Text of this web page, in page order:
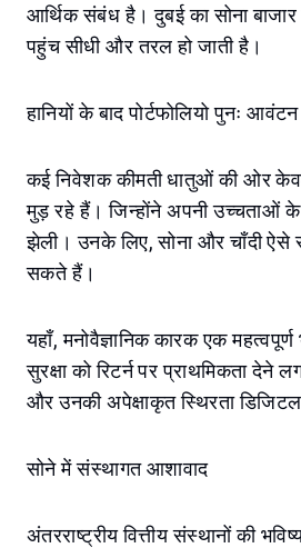
आर्थिक संबंध है। दुबई का सोना
पहुंच सीधी और तरल हो जाती है।
हानियों के बाद पोर्टफोलियो पुनः आवंटन
कई निवेशक कीमती धातुओं की ओर केवल
मुड़ रहे हैं। जिन्होंने अपनी उच्चताओं के
झेली। उनके लिए, सोना और चाँदी ऐसे
सकते हैं।
यहाँ, मनोवैज्ञानिक कारक एक
सुरक्षा को रिटर्न पर प्राथमिकता
और उनकी अपेक्षाकृत स्थिरता
सोने में संस्थागत आशावाद
अंतरराष्ट्रीय वित्तीय संस्थानों की